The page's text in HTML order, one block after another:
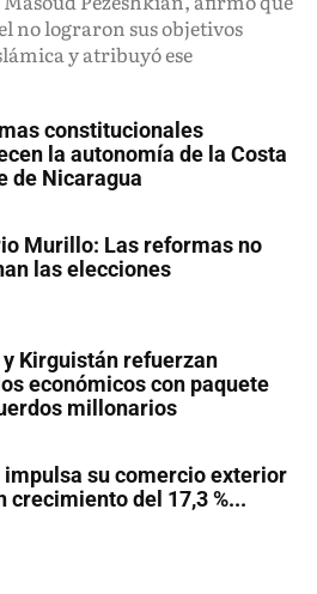
no lograron sus objetivos
y atribuyó ese
constitucionales
la autonomía de la Costa
de Nicaragua
Murillo: Las reformas no
las elecciones
y Kirguistán refuerzan
económicos con paquete
millonarios
impulsa su comercio exterior
crecimiento del 17,3 %...